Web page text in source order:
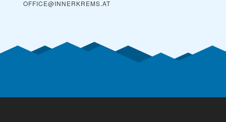
OFFICE@INNERKREMS.AT